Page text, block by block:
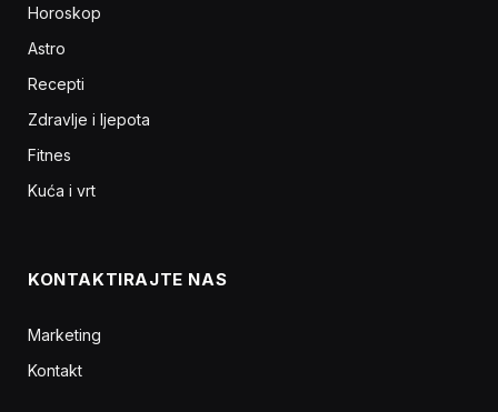
Horoskop
Astro
Recepti
Zdravlje i ljepota
Fitnes
Kuća i vrt
KONTAKTIRAJTE NAS
Marketing
Kontakt